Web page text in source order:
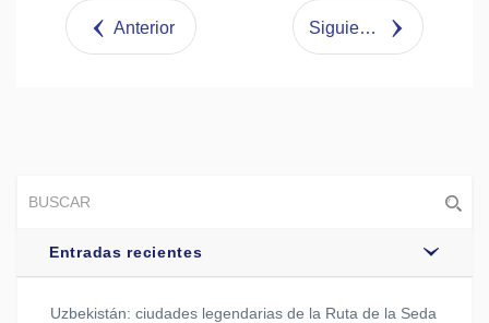
Tweet
Anterior Siguiente
Entradas recientes
Uzbekistán: ciudades legendarias de la Ruta de la Seda